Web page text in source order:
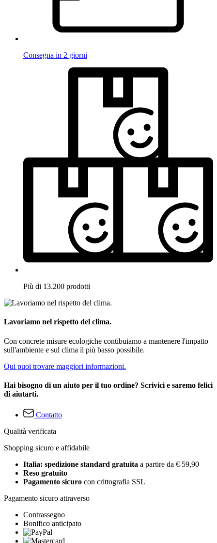
Consegna in 2 giorni
Più di 13.200 prodotti
Lavoriamo nel rispetto del clima.
Con concrete misure ecologiche contibuiamo a mantenere l'impatto
sull'ambiente e sul clima il più basso possibile.
Qui puoi trovare maggiori informazioni.
Hai bisogno di un aiuto per il tuo ordine? Scrivici e saremo felici
di aiutarti.
Contatto
Qualità verificata
Shopping sicuro e affidabile
Italia: spedizione standard gratuita a partire da € 59,90
Reso gratuito
Pagamento sicuro con crittografia SSL
Pagamento sicuro attraverso
Contrassegno
Bonifico anticipato